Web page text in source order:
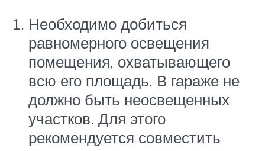
Необходимо добиться
равномерного освещения
помещения, охватывающего
всю его площадь. В гараже не
должно быть неосвещенных
участков. Для этого
рекомендуется совместить